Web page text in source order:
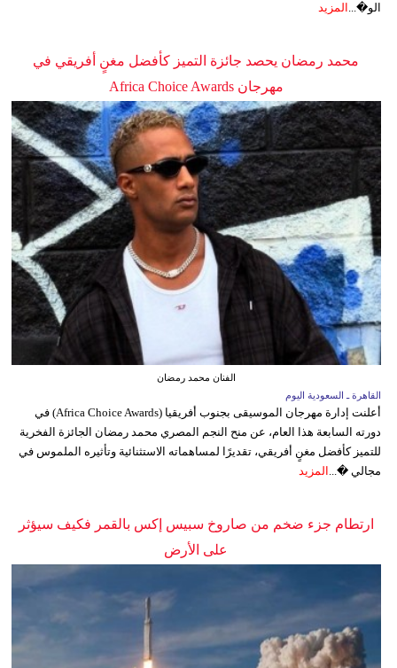
الو�... المزيد
محمد رمضان يحصد جائزة التميز كأفضل مغنٍ أفريقي في
مهرجان Africa Choice Awards
الفنان محمد رمضان
القاهرة ـ السعودية اليوم
أعلنت إدارة مهرجان الموسيقى بجنوب أفريقيا (Africa Choice Awards) في
دورته السابعة هذا العام، عن منح النجم المصري محمد رمضان الجائزة الفخرية
للتميز كأفضل مغنٍ أفريقي، تقديرًا لمساهماته الاستثنائية وتأثيره الملموس في
مجالي �...
المزيد
ارتطام جزء ضخم من صاروخ سبيس إكس بالقمر فكيف سيؤثر
على الأرض